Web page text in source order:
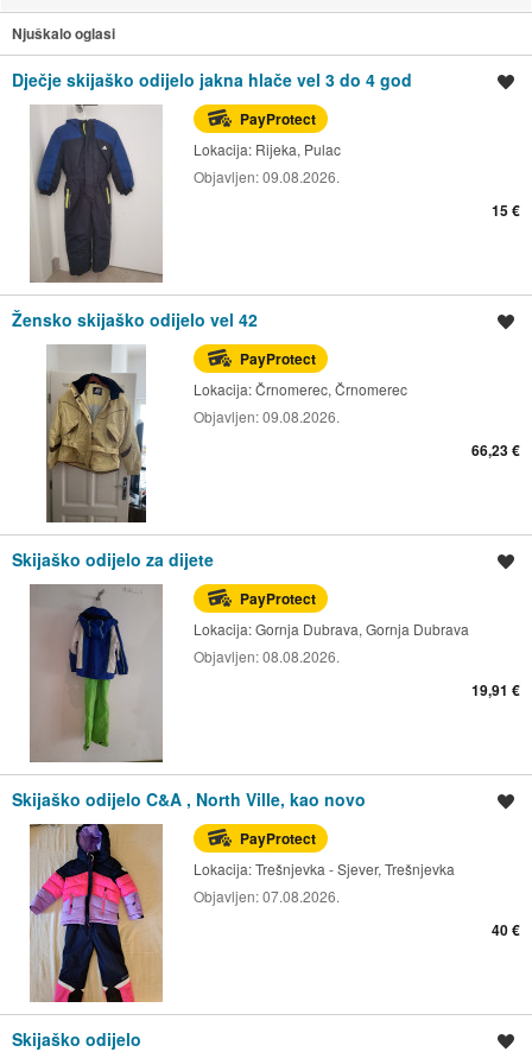
Njuškalo oglasi
Dječje skijaško odijelo jakna hlače vel 3 do 4 god
PayProtect
Lokacija: Rijeka, Pulac
Objavljen:09.08.2026.
15 €
Žensko skijaško odijelo vel 42
PayProtect
Lokacija:Črnomerec, Črnomerec
Objavljen:09.08.2026.
66,23 €
Skijaško odijelo za dijete
PayProtect
Lokacija:Gornja Dubrava, Gornja Dubrava
Objavljen:08.08.2026.
19,91 €
Skijaško odijelo C&A , North Ville, kao novo
PayProtect
Lokacija:Trešnjevka - Sjever, Trešnjevka
Objavljen:07.08.2026.
40 €
Skijaško odijelo